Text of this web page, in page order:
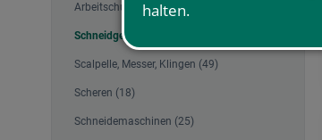
Arbeitschutz (12)
Schneidgeräte (117)
Scalpelle, Messer, Klingen (49)
Scheren (18)
Schneidemaschinen (25)